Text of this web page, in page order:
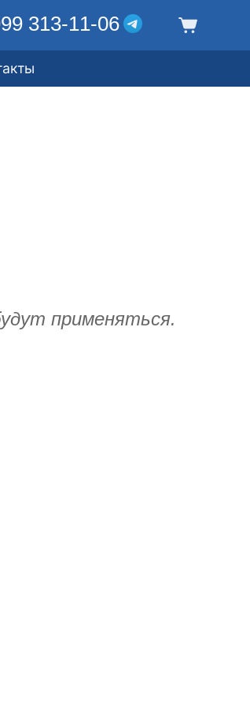
313-11-06
применяться.